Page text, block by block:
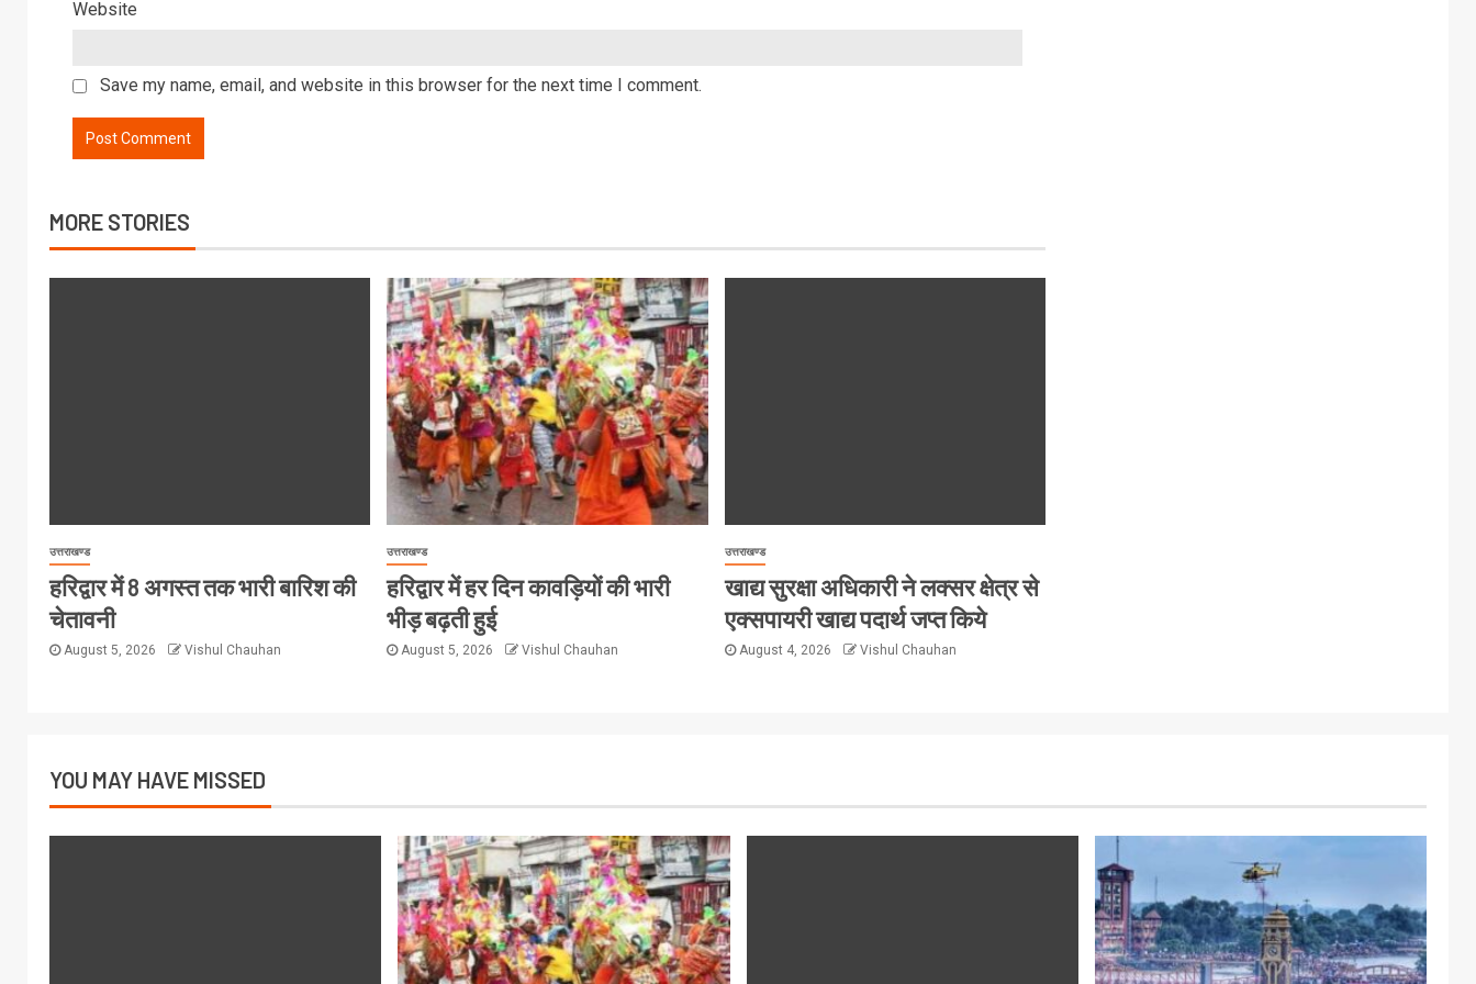
Website
Save my name, email, and website in this browser for the next time I comment.
MORE STORIES
उत्तराखण्ड
हरिद्वार में 8 अगस्त तक भारी बारिश की
चेतावनी
August 5, 2026 Vishul Chauhan
उत्तराखण्ड
हरिद्वार में हर दिन कावड़ियों की भारी
भीड़ बढ़ती हुई
August 5, 2026 Vishul Chauhan
उत्तराखण्ड
खाद्य सुरक्षा अधिकारी ने लक्सर क्षेत्र से
एक्सपायरी खाद्य पदार्थ जप्त किये
August 4, 2026 Vishul Chauhan
YOU MAY HAVE MISSED